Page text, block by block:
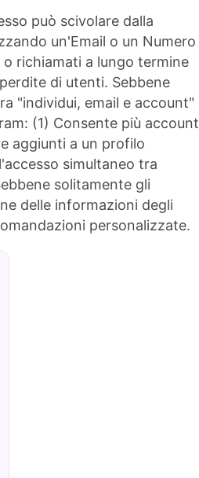
può scivolare dalla
un'Email o un Numero
richiamati a lungo termine
di utenti. Sebbene
"individui, email e account"
(1) Consente più account
aggiunti a un profilo
simultaneo tra
solitamente gli
delle informazioni degli
personalizzate.